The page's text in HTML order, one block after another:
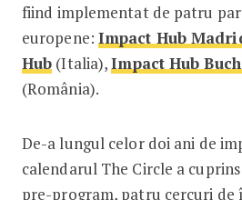
fiind implementat de patru
europene: Impact Hub
Hub (Italia),Impact Hub
(România).
De-a lungul celor doi ani de
calendarul The Circle a
pre-program, patru cercuri de